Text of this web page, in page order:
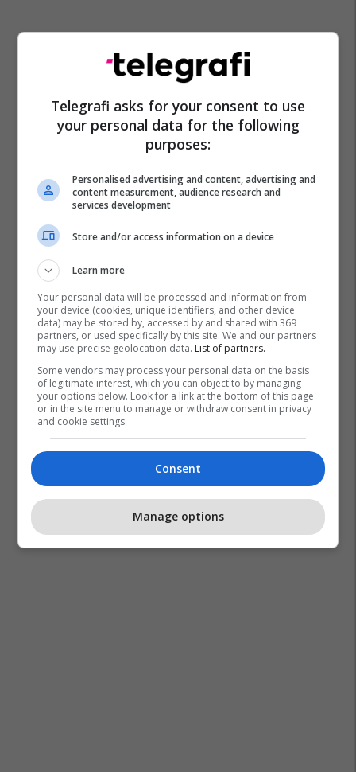
Ambasada Gjermane Në Prishtinë
Sulmi-Terrorist-Në-Banjskë
Telegrafi asks for your consent to use
your personal data for the following
purposes:
Personalised advertising and content, advertising and
content measurement, audience research and
services development
Store and/or access information on a device
Learn more
Your personal data will be processed and information from
your device (cookies, unique identifiers, and other device
data) may be stored by, accessed by and shared with 369
partners, or used specifically by this site. We and our partners
may use precise geolocation data. List of partners.
Some vendors may process your personal data on the basis
of legitimate interest, which you can object to by managing
your options below. Look for a link at the bottom of this page
or in the site menu to manage or withdraw consent in privacy
and cookie settings.
Consent
Manage options